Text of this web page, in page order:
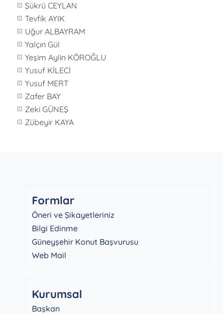
Şükrü CEYLAN
Tevfik AYIK
Uğur ALBAYRAM
Yalçın Gül
Yeşim Aylin KÖROĞLU
Yusuf KİLECİ
Yusuf MERT
Zafer BAY
Zeki GÜNEŞ
Zübeyir KAYA
Formlar
Öneri ve Şikayetleriniz
Bilgi Edinme
Güneyşehir Konut Başvurusu
Web Mail
Kurumsal
Başkan